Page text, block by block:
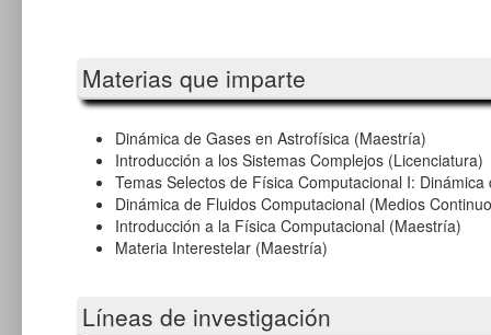
Materias que imparte
Dinámica de Gases en Astrofísica (Maestría)
Introducción a los Sistemas Complejos (Licenciatura)
Temas Selectos de Física Computacional I:
Dinámica de Fluidos Computacional (Medios
Introducción a la Física Computacional (Maestría)
Materia Interestelar (Maestría)
Líneas de investigación